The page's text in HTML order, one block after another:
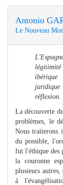
Antonio
Le Nouveau
légitimité
juridique
réflexion.
La découverte
problèmes, le
Nous traiterons
du possible,
fut l'éthique des
la couronne
plusieurs
à